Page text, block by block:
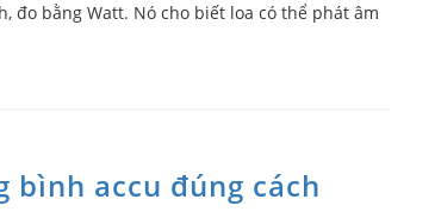
đo bằng Watt. Nó cho biết loa có thể phát âm
bình accu đúng cách